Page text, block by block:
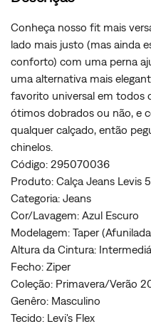
Conheça nosso fit mais
lado mais justo (mas ainda
conforto) com uma perna
uma alternativa mais
favorito universal em todos
ótimos dobrados ou não, e
qualquer calçado, então
chinelos.
Código: 295070036
Produto: Calça Jeans Levis
Categoria: Jeans
Cor/Lavagem: Azul Escuro
Modelagem: Taper
Altura da Cintura:
Fecho: Ziper
Coleção: Primavera/Verão
Genêro: Masculino
Tecido: Levi's Flex